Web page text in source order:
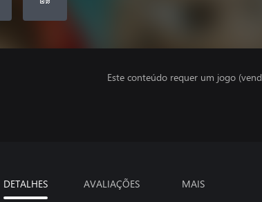
Este conteúdo requer um jogo
DETALHES AVALIAÇÕES MAIS